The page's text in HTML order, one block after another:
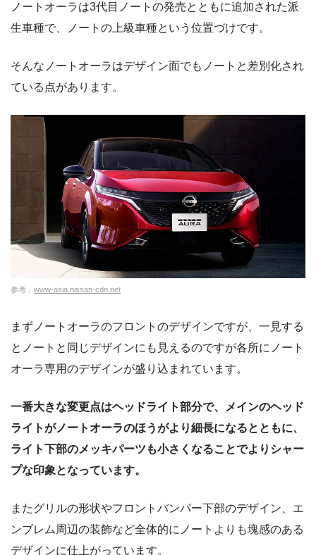
ノートオーラは3代目ノートの発売とともに追加された派
生車種で、ノートの上級車種という位置づけです。
そんなノートオーラはデザイン面でもノートと差別化され
ている点があります。
参考： www-asia.nissan-cdn.net
まずノートオーラのフロントのデザインですが、一見する
とノートと同じデザインにも見えるのですが各所にノート
オーラ専用のデザインが盛り込まれています。
一番大きな変更点はヘッドライト部分で、メインのヘッド
ライトがノートオーラのほうがより細長になるとともに、
ライト下部のメッキパーツも小さくなることでよりシャー
プな印象となっています。
またグリルの形状やフロントバンパー下部のデザイン、エ
ンブレム周辺の装飾など全体的にノートよりも塊感のある
デザインに仕上がっています。